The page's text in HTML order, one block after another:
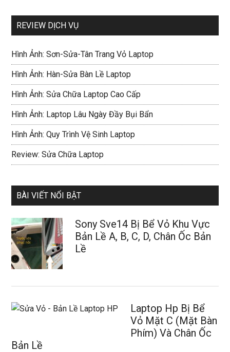
REVIEW DỊCH VỤ
Hình Ảnh: Sơn-Sửa-Tân Trang Vỏ Laptop
Hình Ảnh: Hàn-Sửa Bàn Lề Laptop
Hình Ảnh: Sửa Chữa Laptop Cao Cấp
Hình Ảnh: Laptop Lâu Ngày Đầy Bụi Bẩn
Hình Ảnh: Quy Trình Vệ Sinh Laptop
Review: Sửa Chữa Laptop
BÀI VIẾT NỔI BẬT
Sony Sve14 Bị Bể Vỏ Khu Vực
Bản Lề A, B, C, D, Chân Ốc Bản
Lề
Laptop Hp Bị Bể
Vỏ Mặt C (Mặt Bàn
Phím) Và Chân Ốc
Bản Lề